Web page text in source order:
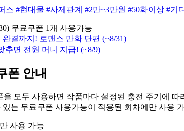
스 #현대물 #사제관계 #2만~3만원 #50화이상 #기
무료쿠폰 1개 사용가능
결까지! 로맨스 만화 단편 (~8/31)
추면 전원 머니 지급! (~8/9)
폰 안내
을 모두 사용하면 작품마다 설정된 충전 주기에 따
있는 무료쿠폰 사용가능이 적용된 회차에만 사용
만 사용 가능